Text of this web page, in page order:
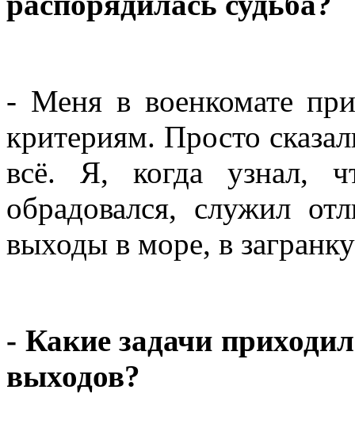
- Меня в военкомате
критериям. Просто
всё. Я, когда узнал,
обрадовался, служил
выходы в море, в
- Какие задачи
выходов?